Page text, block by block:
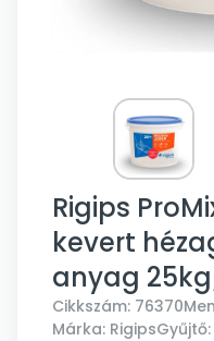
Rigips
kevert
anyag
Cikkszám: 76370
Márka: RigipsGyűjtő: